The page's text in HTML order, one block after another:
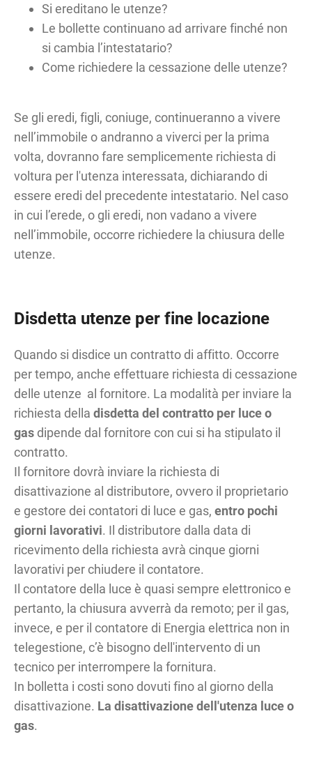
Si ereditano le utenze?
Le bollette continuano ad arrivare finché non
si cambia l’intestatario?
Come richiedere la cessazione delle utenze?
Se gli eredi, figli, coniuge, continueranno a vivere
nell’immobile o andranno a viverci per la prima
volta, dovranno fare semplicemente richiesta di
voltura per l'utenza interessata, dichiarando di
essere eredi del precedente intestatario. Nel caso
in cui l’erede, o gli eredi, non vadano a vivere
nell’immobile, occorre richiedere la chiusura delle
utenze.
Disdetta utenze per fine locazione
Quando si disdice un contratto di affitto. Occorre
per tempo, anche effettuare richiesta di cessazione
delle utenze al fornitore. La modalità per inviare la
richiesta della disdetta del contratto per luce o
gas dipende dal fornitore con cui si ha stipulato il
contratto.
Il fornitore dovrà inviare la richiesta di
disattivazione al distributore, ovvero il proprietario
e gestore dei contatori di luce e gas,entro pochi
giorni lavorativi. Il distributore dalla data di
ricevimento della richiesta avrà cinque giorni
lavorativi per chiudere il contatore.
Il contatore della luce è quasi sempre elettronico e
pertanto, la chiusura avverrà da remoto; per il gas,
invece, e per il contatore di Energia elettrica non in
telegestione, c’è bisogno dell'intervento di un
tecnico per interrompere la fornitura.
In bolletta i costi sono dovuti fino al giorno della
disattivazione. La disattivazione dell'utenza luce o
gas.